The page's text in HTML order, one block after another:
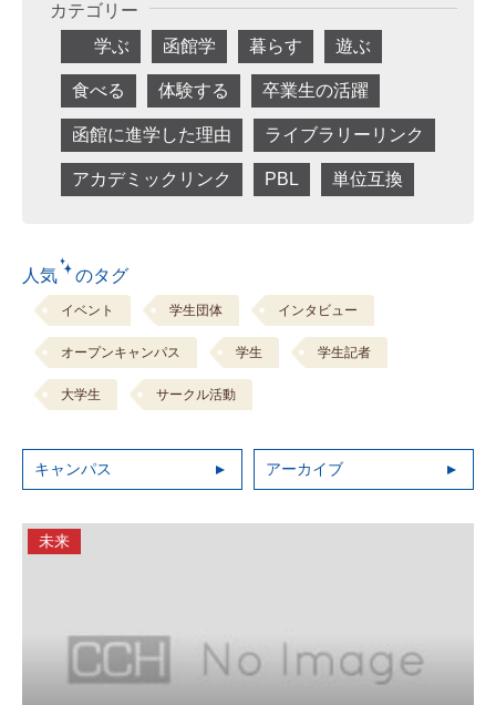
カテゴリー
学ぶ
函館学 暮らす 遊ぶ
食べる 体験する 卒業生の活躍
函館に進学した理由 ライブラリーリンク
アカデミックリンク PBL 単位互換
人気 のタグ
イベント 学生団体 インタビュー
オープンキャンパス 学生 学生記者
大学生 サークル活動
キャンパス アーカイブ
未来